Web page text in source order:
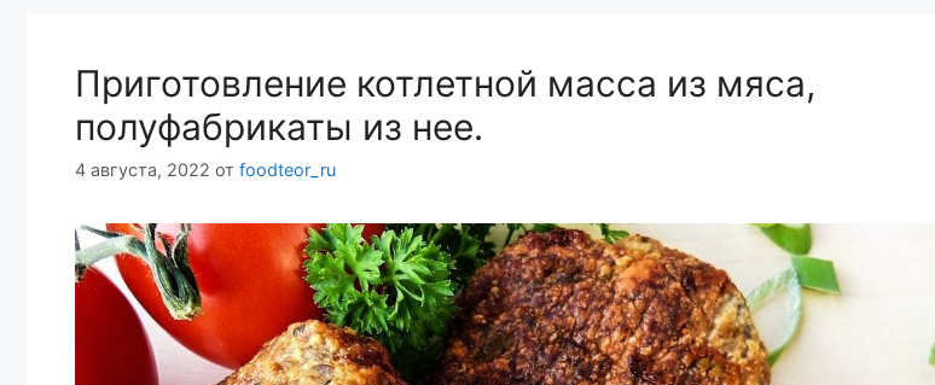
Приготовление котлетной масса из мяса,
полуфабрикаты из нее.
4 августа, 2022 от foodteor_ru